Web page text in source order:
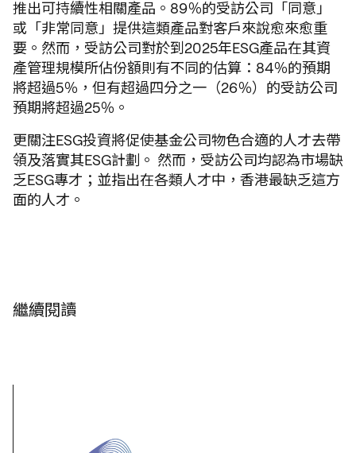
推出可持續性相關產品。89％的受訪公司「同意」
或「非常同意」提供這類產品對客戶來說愈來愈重
要。然而，受訪公司對於到2025年ESG產品在其資
產管理規模所佔份額則有不同的估算：84％的預期
將超過5％，但有超過四分之一（26％）的受訪公司
預期將超過25％。
更關注ESG投資將促使基金公司物色合適的人才去帶
領及落實其ESG計劃。 然而，受訪公司均認為市場缺
乏ESG專才；並指出在各類人才中，香港最缺乏這方
面的人才。
繼續閱讀